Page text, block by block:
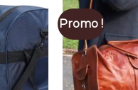
Promo !